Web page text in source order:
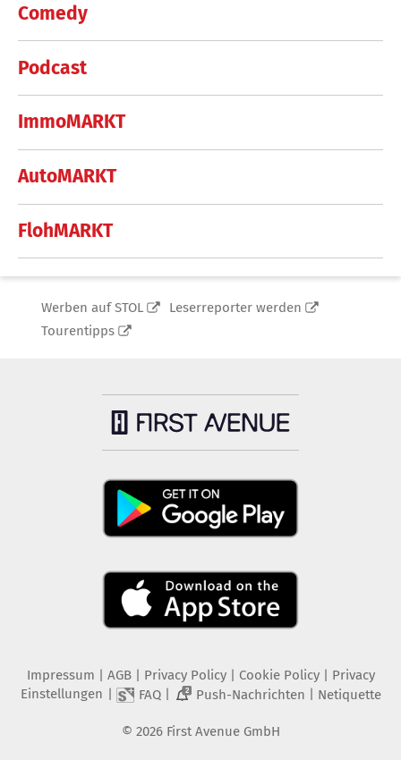
Comedy
Podcast
ImmoMARKT
AutoMARKT
FlohMARKT
Werben auf STOL
Leserreporter werden
Tourentipps
Impressum AGB Privacy Policy| Cookie Policy| Privacy
Einstellungen
FAQ| 2 Push-Nachrichten Netiquette
© 2026 First Avenue GmbH